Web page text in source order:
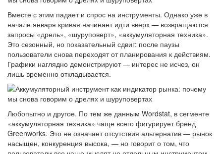
Вместе с этим падает и спрос на инструменты. Однако уже в
начале января кривая начинает идти вверх — возвращаются
запросы «дрель», «шуруповерт», «аккумуляторная техника».
Это сезонный, но показательный сдвиг: после паузы
пользователи снова переходят от планирования к действиям.
Графики наглядно демонстрируют — интерес не исчез, он
лишь временно откладывается.
Любопытно и другое. По тем же данным Wordstat, в сегменте
«аккумуляторная техника» чаще всего фигурирует бренд
Greenworks. Это не означает отсутствия альтернатив — рынок
насыщен, конкуренция высока, — но говорит о том, что